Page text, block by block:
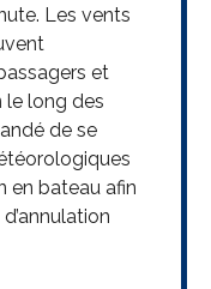
Les vents
et
le long des
de se
en bateau afin